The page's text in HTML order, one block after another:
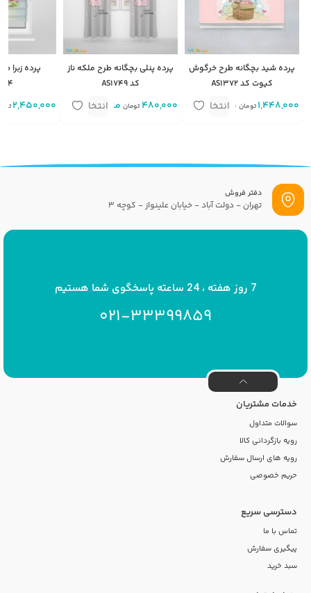
پرده شید بچگانه طرح خرگوش
کیوت کد AS1372
1,448,000 تومانمتر مربع
انتخاب
پرده پنلی بچگانه طرح ملکه ناز
کد AS1749
480,000 تومان متر انتخاب
پرده زبرا
2,450,000
دفتر فروش
تهران - دولت آباد - خیابان علینواز - کوچه 3
7 روز هفته ، 24 ساعته پاسخگوی شما هستیم
021-33399859
خدمات مشتریان
سوالات متداول
رویه بازگردانی کالا
رویه های ارسال سفارش
حریم خصوصی
دسترسی سریع
تماس با ما
پیگیری سفارش
سبد خرید